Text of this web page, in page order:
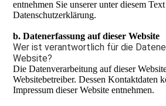
entnehmen Sie unserer unter diesem
Datenschutzerklärung.
b. Datenerfassung auf dieser Website
Wer ist verantwortlich für die
Website?
Die Datenverarbeitung auf dieser
Websitebetreiber. Dessen Kontaktdaten
Impressum dieser Website entnehmen.